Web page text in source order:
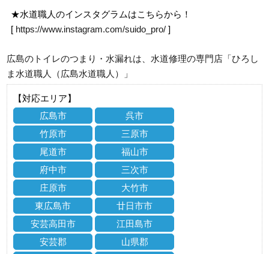
★水道職人のインスタグラムはこちらから！
[ https://www.instagram.com/suido_pro/ ]
広島のトイレのつまり・水漏れは、水道修理の専門店「ひろし
ま水道職人（広島水道職人）」
【対応エリア】
広島市
呉市
竹原市
三原市
尾道市
福山市
府中市
三次市
庄原市
大竹市
東広島市
廿日市市
安芸高田市
江田島市
安芸郡
山県郡